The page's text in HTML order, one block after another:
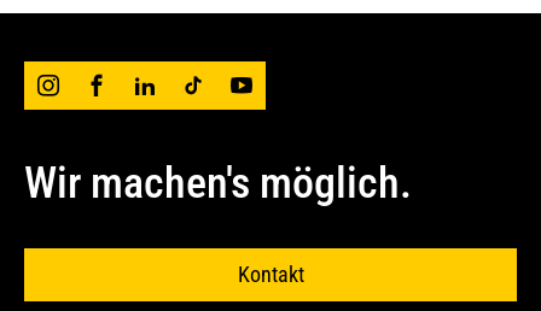
Wir machen's möglich.
Kontakt